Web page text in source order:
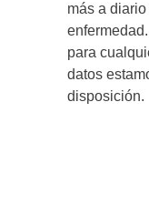
más a
para
datos
disposición.